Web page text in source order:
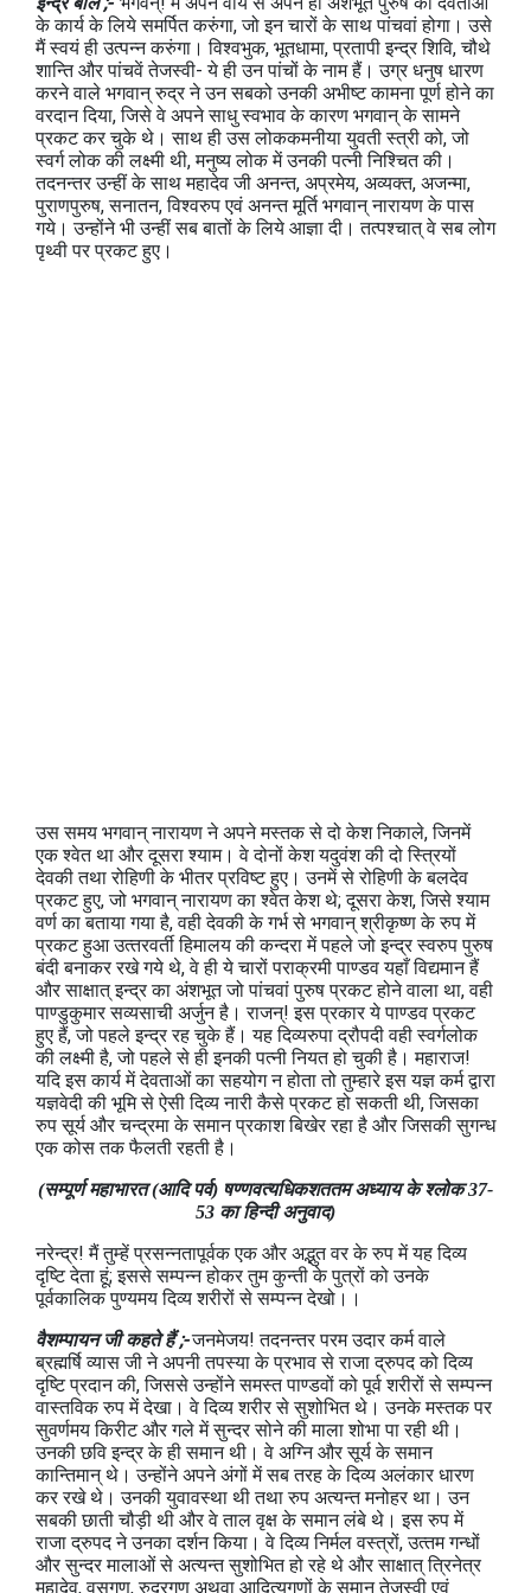
के कार्य के लिये समर्पित करुंगा, जो इन चारों के साथ पांचवां होगा। उसे
मैं स्‍वयं ही उत्‍पन्‍न करुंगा। विश्वभुक, भूतधामा, प्रतापी इन्‍द्र शिवि, चौथे
शान्ति और पांचवें तेजस्‍वी- ये ही उन पांचों के नाम हैं। उग्र धनुष धारण
करने वाले भगवान् रुद्र ने उन सबको उनकी अभीष्‍ट कामना पूर्ण होने का
वरदान दिया, जिसे वे अपने साधु स्‍वभाव के कारण भगवान् के सामने
प्रकट कर चुके थे। साथ ही उस लोककमनीया युवती स्‍त्री को, जो
स्‍वर्ग लोक की लक्ष्‍मी थी, मनुष्‍य लोक में उनकी पत्‍नी निश्चित की।
तदनन्‍तर उन्‍हीं के साथ महादेव जी अनन्‍त, अप्रमेय, अव्‍यक्‍त, अजन्‍मा,
पुराणपुरुष, सनातन, विश्‍वरुप एवं अनन्‍त मूर्ति भगवान् नारायण के पास
गये। उन्‍होंने भी उन्‍हीं सब बातों के लिये आज्ञा दी। तत्‍पश्‍चात् वे सब लोग
पृथ्‍वी पर प्रकट हुए।
उस समय भगवान् नारायण ने अपने मस्‍तक से दो केश निकाले, जिनमें
एक श्‍वेत था और दूसरा श्‍याम। वे दोनों केश यदुवंश की दो स्त्रियों
देवकी तथा रो‍हिणी के भीतर प्रविष्‍ट हुए। उनमें से रोहिणी के बलदेव
प्रकट हुए, जो भगवान् नारायण का श्‍वेत केश थे; दूसरा केश, जिसे श्‍याम
वर्ण का बताया गया है, वही देवकी के गर्भ से भगवान् श्रीकृष्‍ण के रुप में
प्रकट हुआ उत्‍तरवर्ती हिमालय की कन्‍दरा में पहले जो इन्‍द्र स्‍वरुप पुरुष
बंदी बनाकर रखे गये थे, वे ही ये चारों पराक्रमी पाण्‍डव यहाँ विद्यमान हैं
और साक्षात् इन्‍द्र का अंशभूत जो पांचवां पुरुष प्रकट होने वाला था, वही
पाण्‍डुकुमार सव्‍यसाची अर्जुन है। राजन्! इस प्रकार ये पाण्‍डव प्रकट
हुए हैं, जो पहले इन्‍द्र रह चुके हैं। यह दिव्‍यरुपा द्रौपदी वही स्‍वर्गलोक
की लक्ष्‍मी है, जो पहले से ही इनकी पत्‍नी नियत हो चुकी है। महाराज!
यदि इस कार्य में देवताओं का सहयोग न होता तो तुम्‍हारे इस यज्ञ कर्म द्वारा
यज्ञवेदी की भूमि से ऐसी दिव्‍य नारी कैसे प्रकट हो सकती थी, जिसका
रुप सूर्य और चन्‍द्रमा के समान प्रकाश बिखेर रहा है और जिसकी सुगन्‍ध
एक कोस तक फैलती रहती है।
(सम्पूर्ण महाभारत (आदि पर्व) षण्‍णवत्‍यधिकशततम अध्‍याय के श्लोक 37-
53 का हिन्दी अनुवाद)
नरेन्‍द्र! मैं तुम्‍हें प्रसन्‍नतापूर्वक एक और अद्भुत वर के रुप में यह दिव्‍य
दृष्टि देता हूं; इससे सम्‍पन्‍न होकर तुम कुन्‍ती के पुत्रों को उनके
पूर्वकालिक पुण्‍यमय दिव्‍य शरीरों से सम्पन्न देखो।।
वैशम्‍पायन जी कहते हैं ;-जनमेजय! तदनन्‍तर परम उदार कर्म वाले
ब्रह्मर्षि व्‍यास जी ने अपनी तपस्‍या के प्रभाव से राजा द्रुपद को दिव्‍य
दृष्टि प्रदान की, जिससे उन्‍होंने समस्‍त पाण्‍डवों को पूर्व शरीरों से सम्‍पन्‍न
वास्‍तविक रुप में देखा। वे दिव्‍य शरीर से सुशोभि‍त थे। उनके मस्‍तक पर
सुवर्णमय किरीट और गले में सुन्‍दर सोने की माला शोभा पा रही थी।
उनकी छवि इन्‍द्र के ही समान थी। वे अग्नि और सूर्य के समान
कान्तिमान् थे। उन्‍होंने अपने अंगों में सब तरह के दिव्‍य अलंकार धारण
कर रखे थे। उनकी युवावस्‍था थी तथा रुप अत्‍यन्‍त मनोहर था। उन
सबकी छाती चौड़ी थी और वे ताल वृक्ष के समान लंबे थे। इस रुप में
राजा द्रुपद ने उनका दर्शन किया। वे दिव्‍य निर्मल वस्‍त्रों, उत्‍तम गन्‍धों
और सुन्‍दर मालाओं से अत्‍यन्‍त सुशोभि‍त हो रहे थे और साक्षात् त्रिनेत्र
महादेव, वसुगण, रुद्रगण अथवा आदित्‍यगणों के समान तेजस्‍वी एवं